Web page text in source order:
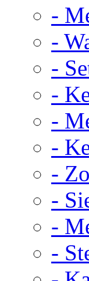
-
-
-
-
-
-
-
-
-
-